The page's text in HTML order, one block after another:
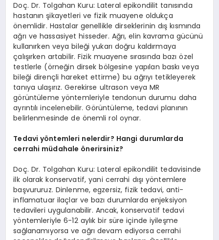
Doç. Dr. Tolgahan Kuru: Lateral epikondilit tanısında
hastanın şikayetleri ve fizik muayene oldukça
önemlidir. Hastalar genellikle dirseklerinin dış kısmında
ağrı ve hassasiyet hisseder. Ağrı, elin kavrama gücünü
kullanırken veya bileği yukarı doğru kaldırmaya
çalışırken artabilir. Fizik muayene sırasında bazı özel
testlerle (örneğin dirsek bölgesine yapılan baskı veya
bileği dirençli hareket ettirme) bu ağrıyı tetikleyerek
tanıya ulaşırız. Gerekirse ultrason veya MR
görüntüleme yöntemleriyle tendonun durumu daha
ayrıntılı incelenebilir. Görüntüleme, tedavi planının
belirlenmesinde de önemli rol oynar.
Tedavi yöntemleri nelerdir? Hangi durumlarda
cerrahi müdahale önerirsiniz?
Doç. Dr. Tolgahan Kuru: Lateral epikondilit tedavisinde
ilk olarak konservatif, yani cerrahi dışı yöntemlere
başvururuz. Dinlenme, egzersiz, fizik tedavi, anti-
inflamatuar ilaçlar ve bazı durumlarda enjeksiyon
tedavileri uygulanabilir. Ancak, konservatif tedavi
yöntemleriyle 6-12 aylık bir süre içinde iyileşme
sağlanamıyorsa ve ağrı devam ediyorsa cerrahi